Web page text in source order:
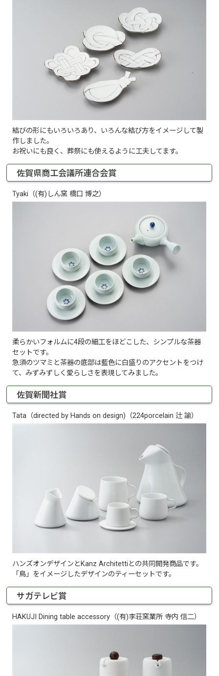
結びの形にもいろいろあり、いろんな結び方をイメージして製
作しました。
お祝いにも良く、葬祭にも使えるように工夫してます。
佐賀県商工会議所連合会賞
Tyaki（(有)しん窯 橋口 博之）
柔らかいフォルムに4段の細工をほどこした、シンプルな茶器
セットです。
急須のツマミと茶器の底部は藍色に白盛りのアクセントをつけ
て、みずみずしく愛らしさを表現してみました。
佐賀新聞社賞
Tata（directed by Hands on design)（224porcelain 辻 諭）
ハンズオンデザインとKanz Architettiとの共同開発商品です。
「鳥」をイメージしたデザインのティーセットです。
サガテレビ賞
HAKUJI Dining table accessory（(有)李荘窯業所 寺内 信二）